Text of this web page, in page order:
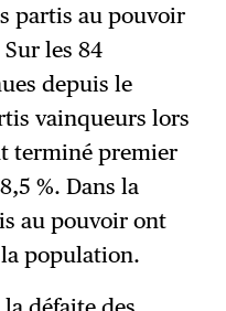
partis au pouvoir
les 84
depuis le
vainqueurs lors
terminé premier
%. Dans la
au pouvoir ont
population.